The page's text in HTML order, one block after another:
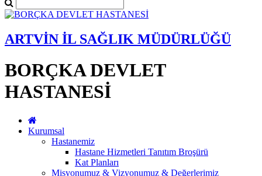
ARTVİN İL SAĞLIK MÜDÜRLÜĞÜ
BORÇKA DEVLET
HASTANESİ
Kurumsal
Hastanemiz
Hastane Hizmetleri Tanıtım Broşürü
Kat Planları
Misyonumuz & Vizyonumuz & Değerlerimiz